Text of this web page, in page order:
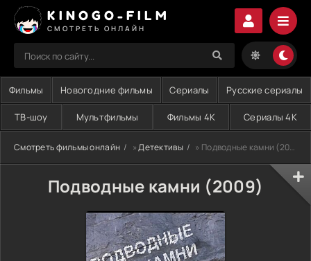
KINOGO-FILM
СМОТРЕТЬ ОНЛАЙН
Фильмы Новогодние фильмы Сериалы Русские сериалы
ТВ-шоу Мультфильмы Фильмы 4K Сериалы 4K
Смотреть фильмы онлайн »Детективы » Подводные камни (2009)
Подводные камни (2009)